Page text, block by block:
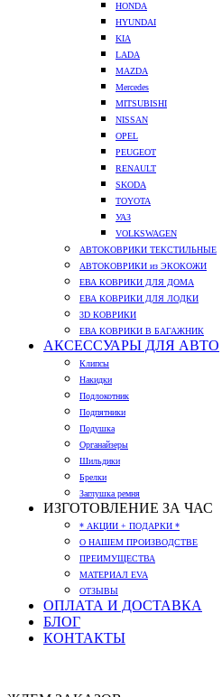
HONDA
HYUNDAI
KIA
LADA
MAZDA
Mercedes
MITSUBISHI
NISSAN
OPEL
PEUGEOT
RENAULT
SKODA
TOYOTA
УАЗ
VOLKSWAGEN
АВТОКОВРИКИ ТЕКСТИЛЬНЫЕ
АВТОКОВРИКИ из ЭКОКОЖИ
ЕВА КОВРИКИ ДЛЯ ДОМА
ЕВА КОВРИКИ ДЛЯ ЛОДКИ
3D КОВРИКИ
ЕВА КОВРИКИ В БАГАЖНИК
АКСЕССУАРЫ ДЛЯ АВТО
Клипсы
Накидки
Подлокотник
Подпятники
Подушка
Органайзеры
Шильдики
Брелки
Заглушка ремня
ИЗГОТОВЛЕНИЕ ЗА ЧАС
* АКЦИИ + ПОДАРКИ *
О НАШЕМ ПРОИЗВОДСТВЕ
ПРЕИМУЩЕСТВА
МАТЕРИАЛ EVA
ОТЗЫВЫ
ОПЛАТА И ДОСТАВКА
БЛОГ
КОНТАКТЫ